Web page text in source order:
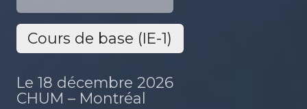
Cours de base (IE-1)
Le 18 décembre 2026
CHUM – Montréal